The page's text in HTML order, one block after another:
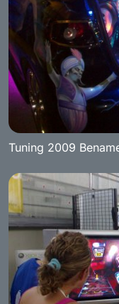
Tuning 2009